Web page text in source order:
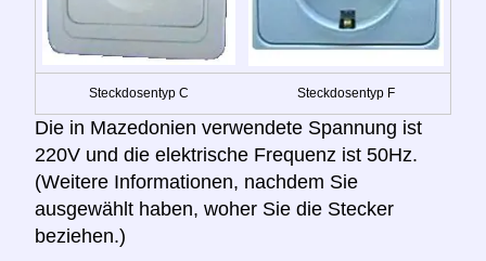
Steckdosentyp C Steckdosentyp F
Die in Mazedonien verwendete Spannung ist
220V und die elektrische Frequenz ist 50Hz.
(Weitere Informationen, nachdem Sie
ausgewählt haben, woher Sie die Stecker
beziehen.)